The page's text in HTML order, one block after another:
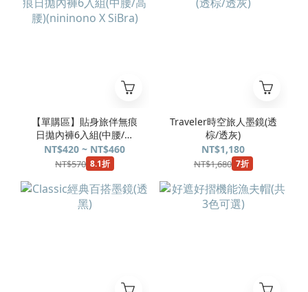
【單購區】貼身旅伴無痕
日拋內褲6入組(中腰/高
腰)(nininono X SiBra)
NT$420 ~ NT$460
NT$570 8.1折
Traveler時空旅人墨鏡(透
棕/透灰)
NT$1,180
NT$1,680 7折